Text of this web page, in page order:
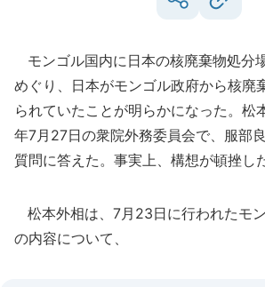
モンゴル国内に日本の核廃棄物処分
めぐり、日本がモンゴル政府から核廃
られていたことが明らかになった。松
年7月27日の衆院外務委員会で、服部
質問に答えた。事実上、構想が頓挫し
松本外相は、7月23日に行われたモ
の内容について、